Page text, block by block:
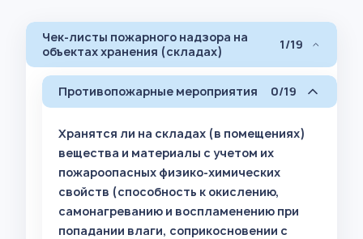
Чек-листы пожарного надзора на
объектах хранения (складах)
1/19
Противопожарные мероприятия 0/19
Хранятся ли на складах (в помещениях)
вещества и материалы с учетом их
пожароопасных физико-химических
свойств (способность к окислению,
самонагреванию и воспламенению при
попадании влаги, соприкосновении с